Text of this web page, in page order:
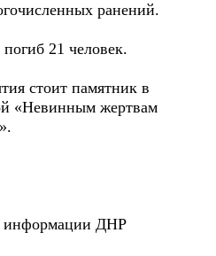
ранений.
21 человек.
стоит памятник в
«Невинным жертвам
информации ДНР